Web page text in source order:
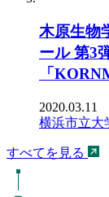
木原生物
ール 第3
「
2020.03.11
横浜市立大
すべてを見る